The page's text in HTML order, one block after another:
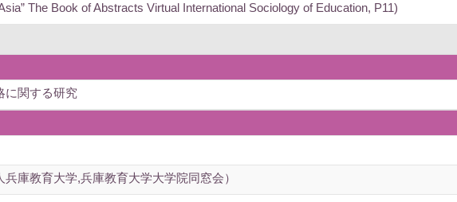
The Book of Abstracts Virtual International Sociology of Education, P11)
に関する研究
庫教育大学,兵庫教育大学大学院同窓会）